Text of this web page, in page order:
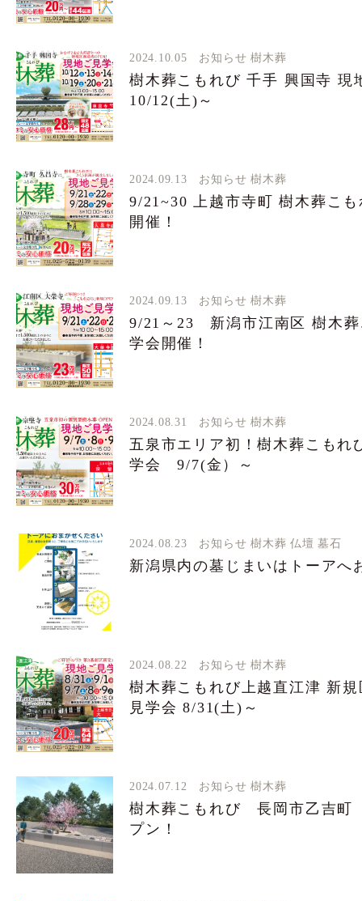
2024.10.05 お知らせ 樹木葬
樹木葬こもれび 千手 興国寺 現
10/12(土)～
2024.09.13 お知らせ 樹木葬
9/21~30 上越市寺町 樹木葬こ
開催！
2024.09.13 お知らせ 樹木葬
9/21～23 新潟市江南区 樹木
学会開催！
2024.08.31 お知らせ 樹木葬
五泉市エリア初！樹木葬こも
学会 9/7(金）～
2024.08.23 お知らせ 樹木葬 仏壇 墓石
新潟県内の墓じまいはトーアへ
2024.08.22 お知らせ 樹木葬
樹木葬こもれび上越直江津 新
見学会 8/31(土)～
2024.07.12 お知らせ 樹木葬
樹木葬こもれび 長岡市乙吉
プン！